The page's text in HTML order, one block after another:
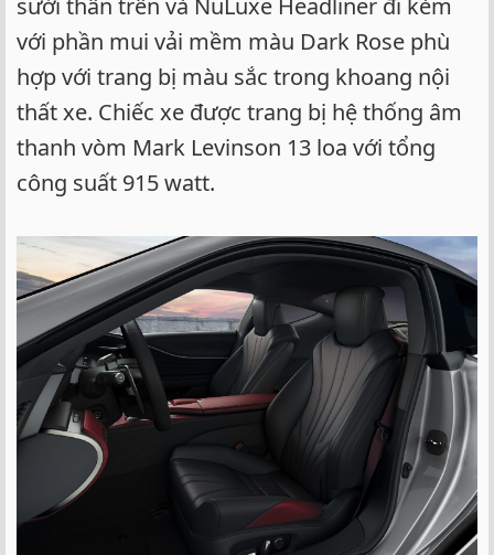
với phần mui vải mềm màu Dark Rose phù
hợp với trang bị màu sắc trong khoang nội
thất xe. Chiếc xe được trang bị hệ thống âm
thanh vòm Mark Levinson 13 loa với tổng
công suất 915 watt.